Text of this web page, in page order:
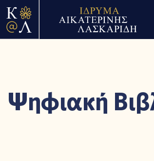
Ψηφιακή